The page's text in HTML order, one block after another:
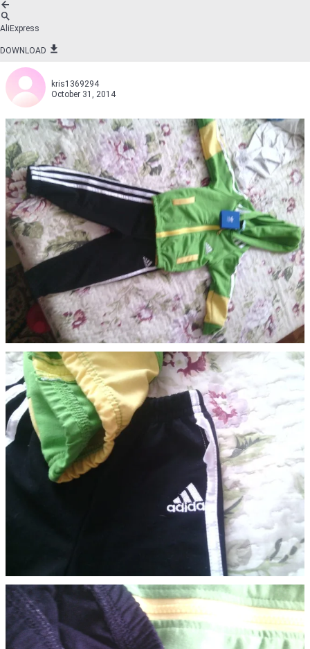
AliExpress
DOWNLOAD
kris1369294
October 31, 2014